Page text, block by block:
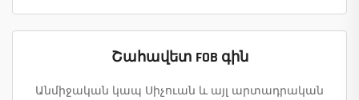
Շահավետ FOB գին
Անմիջական կապ Սիչուան և այլ արտադրական